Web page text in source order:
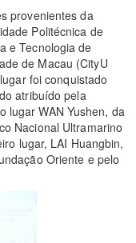
provenientes da
Politécnica de
e Tecnologia de
de Macau (CityU
foi conquistado
atribuído pela
lugar WAN Yushen, da
Nacional Ultramarino
lugar, LAI Huangbin,
Oriente e pelo